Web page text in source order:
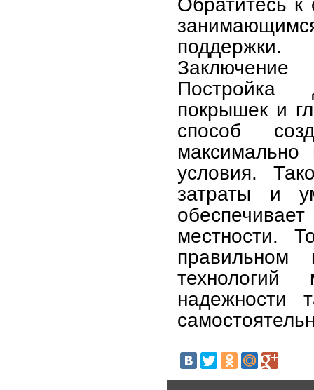
поддержки.
Заключение
Постройка
покрышек и
способ
максимально
условия.
затраты и
местности.
правильном
надежности